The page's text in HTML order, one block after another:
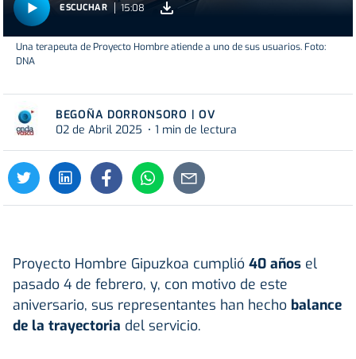
ESCUCHAR 15:08
Una terapeuta de Proyecto Hombre atiende a uno de sus usuarios. Foto:
DNA
BEGOÑA DORRONSORO | OV
02 de Abril 2025
1 min de lectura
Proyecto Hombre Gipuzkoa cumplió 40 años el
pasado 4 de febrero, y, con motivo de este
aniversario, sus representantes han hecho balance
de la trayectoria del servicio.